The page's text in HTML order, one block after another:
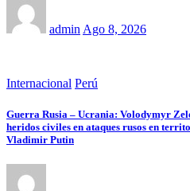
admin Ago 8, 2026
Internacional Perú
Guerra Rusia – Ucrania: Volodymyr
heridos civiles en ataques rusos en
Vladimir Putin